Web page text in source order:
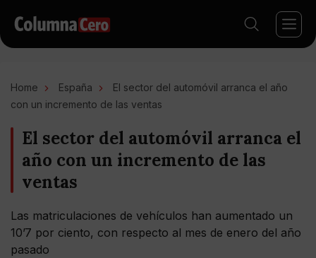
Home España
El sector del automóvil arranca el año
con un incremento de las ventas
El sector del automóvil arranca el
año con un incremento de las
ventas
Las matriculaciones de vehículos han aumentado un
10’7 por ciento, con respecto al mes de enero del año
pasado